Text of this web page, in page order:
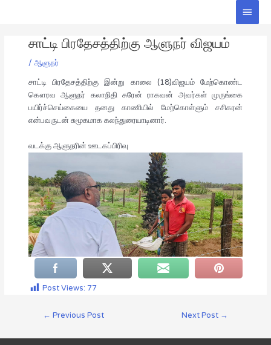
Main
சாட்டி பிரதேசத்திற்கு ஆளுநர் விஜயம்
/ ஆளுநர்
சாட்டி பிரதேசத்திற்கு இன்று காலை (18)விஜயம் மேற்கொண்ட
கௌரவ ஆளுநர் கலாநிதி சுரேன் ராகவன் அவர்கள் முருங்கை
பயிர்ச்செய்கையை தனது காணியில் மேற்கொள்ளும் சசிகரன்
என்பவருடன் சுமூகமாக கலந்துரையாடினார்.
வடக்கு ஆளுநரின் ஊடகப்பிரிவு
Post Views: 77
navigation
← Previous Post Next Post →